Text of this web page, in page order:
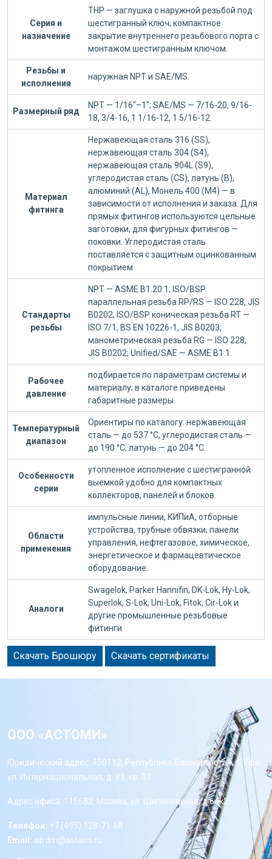
Серия и
назначение
THP — заглушка с наружной резьбой под
шестигранный ключ; компактное
закрытие внутреннего резьбового порта с
монтажом шестигранным ключом.
Резьбы и
исполнения
наружная NPT и SAE/MS.
Размерный ряд
NPT — 1/16"–1"; SAE/MS — 7/16-20, 9/16-
18, 3/4-16, 1 1/16-12, 1 5/16-12.
Материал
фитинга
Нержавеющая сталь 316 (SS),
нержавеющая сталь 304 (S4),
нержавеющая сталь 904L (S9),
углеродистая сталь (CS), латунь (B),
алюминий (AL), Монель 400 (M4) — в
зависимости от исполнения и заказа. Для
прямых фитингов используются цельные
заготовки, для фигурных фитингов —
поковки. Углеродистая сталь
поставляется с защитным оцинкованным
покрытием.
Стандарты
резьбы
NPT — ASME B1.20.1; ISO/BSP
параллельная резьба RP/RS — ISO 228, JIS
B0202; ISO/BSP коническая резьба RT —
ISO 7/1, BS EN 10226-1, JIS B0203;
манометрическая резьба RG — ISO 228,
JIS B0202; Unified/SAE — ASME B1.1.
Рабочее
давление
подбирается по параметрам системы и
материалу; в каталоге приведены
габаритные размеры.
Температурный
диапазон
Ориентиры по каталогу: нержавеющая
сталь — до 537 °C, углеродистая сталь —
до 190 °C, латунь — до 204 °C.
Особенности
серии
утопленное исполнение с шестигранной
выемкой удобно для компактных
коллекторов, панелей и блоков.
Области
применения
импульсные линии, КИПиА, отборные
устройства, трубные обвязки, панели
управления, нефтегазовое, химическое,
энергетическое и фармацевтическое
оборудование.
Аналоги
Swagelok, Parker Hannifin, DK-Lok, Hy-Lok,
Superlok, S-Lok, Uni-Lok, Fitok, Cir-Lok и
другие промышленные резьбовые
фитинги.
Скачать Брошюру Скачать сертификаты
ООО «АСТОМИ»
Юридический адрес: 450112, Республика Башкортостан, г. Уфа,
ул. Интернациональная, д. 81, кв. 33
Адрес офиса: 115682, Москва, ул. Шипиловская, д 64к2
Телефон: +7 (495) 128-71-68
Email: atrdm@astomi.ru